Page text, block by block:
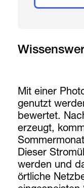
Mit einer
genutzt
bewertet.
erzeugt,
Dieser
werden und
örtliche